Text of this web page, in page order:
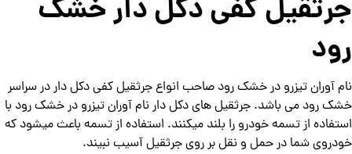
جرثقیل کفی دکل دار خشک
رود
نام آوران تیزرو در خشک رود صاحب انواع جرثقیل کفی دکل دار در سراسر
خشک رود می باشد. جرثقیل های دکل دار نام آوران تیزرو در خشک رود با
استفاده از تسمه خودرو را بلند میکنند. استفاده از تسمه باعث میشود که
خودروی شما در حمل و نقل بر روی جرثقیل آسیب نبیند.